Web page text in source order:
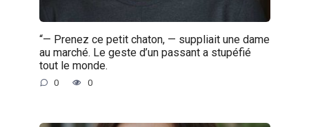
“— Prenez ce petit chaton, — suppliait une dame
au marché. Le geste d’un passant a stupéfié
tout le monde.
0 0